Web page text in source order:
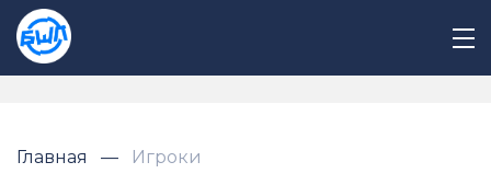
Главная Игроки